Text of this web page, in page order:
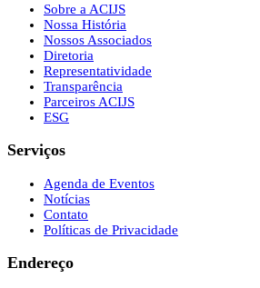
Sobre a ACIJS
Nossa História
Nossos Associados
Diretoria
Representatividade
Transparência
Parceiros ACIJS
ESG
Serviços
Agenda de Eventos
Notícias
Contato
Políticas de Privacidade
Endereço